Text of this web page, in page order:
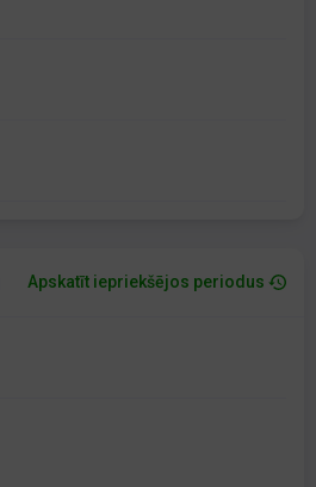
Apskatīt iepriekšējos periodus